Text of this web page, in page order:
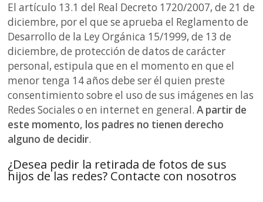
El artículo 13.1 del Real Decreto 1720/2007, de 21 de
diciembre, por el que se aprueba el Reglamento de
Desarrollo de la Ley Orgánica 15/1999, de 13 de
diciembre, de protección de datos de carácter
personal, estipula que en el momento en que el
menor tenga 14 años debe ser él quien preste
consentimiento sobre el uso de sus imágenes en las
Redes Sociales o en internet en general.A partir de
este momento, los padres no tienen derecho
alguno de decidir.
¿Desea pedir la retirada de fotos de sus
hijos de las redes? Contacte con nosotros